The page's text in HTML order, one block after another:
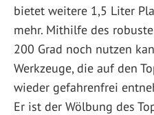
bietet weitere 1,5 Liter
mehr. Mithilfe des
200 Grad noch nutzen
Werkzeuge, die auf den
wieder gefahrenfrei
Er ist der Wölbung des